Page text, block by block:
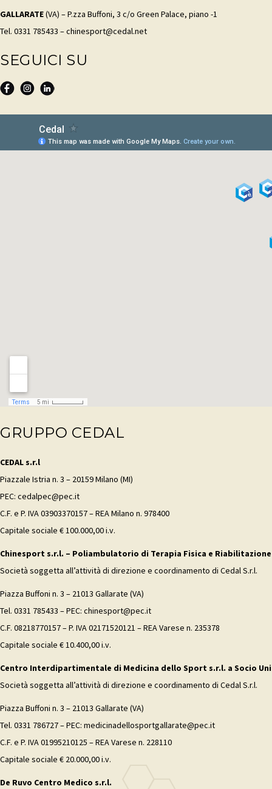
GALLARATE(VA) – P.zza Buffoni, 3 c/o Green Palace, piano -1
Tel. 0331 785433 – chinesport@cedal.net
SEGUICI SU
GRUPPO CEDAL
CEDAL s.r.l
Piazzale Istria n. 3 – 20159 Milano (MI)
PEC: cedalpec@pec.it
C.F. e P. IVA 03903370157 – REA Milano n. 978400
Capitale sociale € 100.000,00 i.v.
Chinesport s.r.l. – Poliambulatorio di Terapia Fisica e
Società soggetta all’attività di direzione e coordinamento di Cedal S.r.l.
Piazza Buffoni n. 3 – 21013 Gallarate (VA)
Tel. 0331 785433 – PEC: chinesport@pec.it
C.F. 08218770157 – P. IVA 02171520121 – REA Varese n. 235378
Capitale sociale € 10.400,00 i.v.
Centro Interdipartimentale di Medicina dello Sport s.r.l. a Socio
Società soggetta all’attività di direzione e coordinamento di Cedal S.r.l.
Piazza Buffoni n. 3 – 21013 Gallarate (VA)
Tel. 0331 786727 – PEC: medicinadellosportgallarate@pec.it
C.F. e P. IVA 01995210125 – REA Varese n. 228110
Capitale sociale € 20.000,00 i.v.
De Ruvo Centro Medico s.r.l.